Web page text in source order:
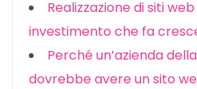
Realizzazione di siti
investimento che fa
Perché un’azienda
dovrebbe avere un sito